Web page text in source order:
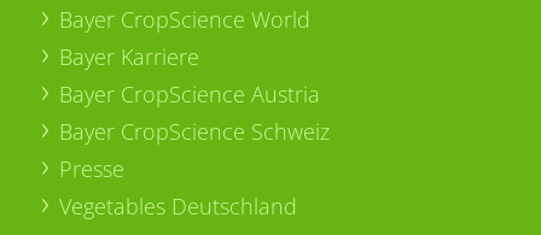
Bayer CropScience World
Bayer Karriere
Bayer CropScience Austria
Bayer CropScience Schweiz
Presse
Vegetables Deutschland